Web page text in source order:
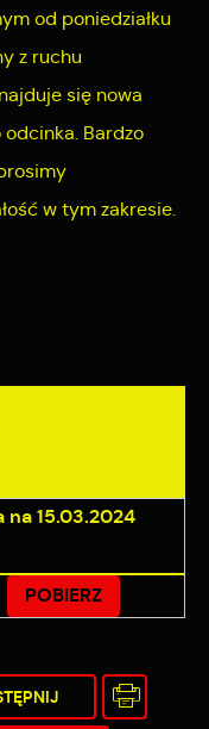
od poniedziałku
z ruchu
się nowa
Bardzo
w tym zakresie.
na 15.03.2024
POBIERZ